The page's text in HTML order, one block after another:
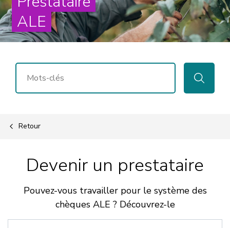
ALE
RECHERCHER
Retour
Devenir un prestataire
Pouvez-vous travailler pour le système des
chèques ALE ? Découvrez-le